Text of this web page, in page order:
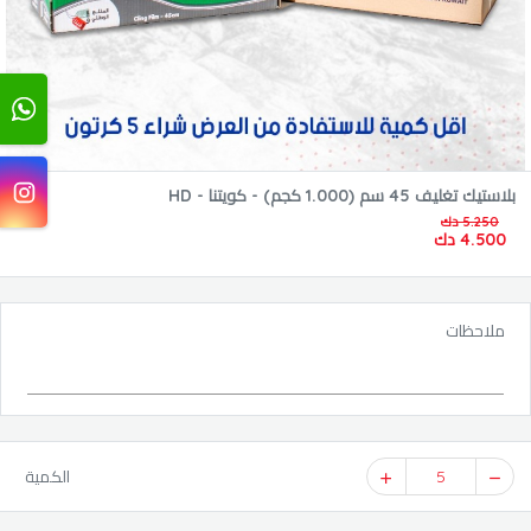
بلاستيك تغليف 45 سم (1.000 كجم) - كويتنا - HD
5.250 دك
4.500 دك
ملاحظات
الكمية 5